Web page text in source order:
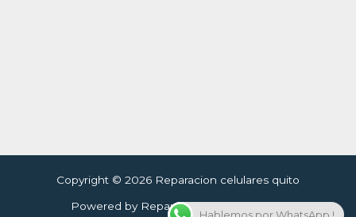
Copyright © 2026 Reparacion celulares quito
Powered by Reparacion celulares quito